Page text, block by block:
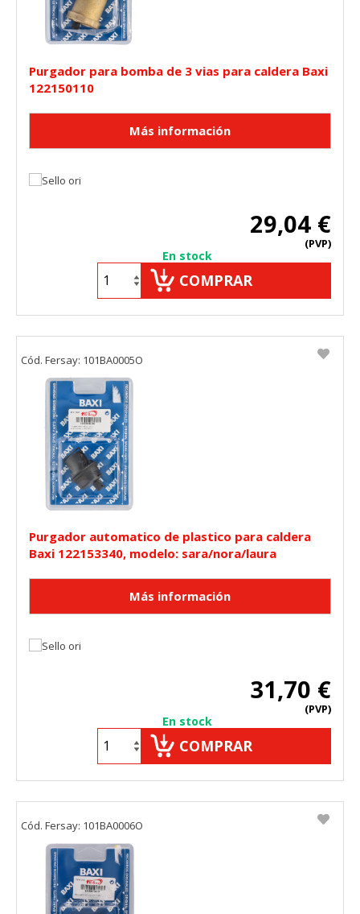
Purgador para bomba de 3 vias para caldera Baxi
122150110
29,04 €
(PVP)
En stock
COMPRAR
Purgador automatico de plastico para caldera
Baxi 122153340, modelo: sara/nora/laura
31,70 €
(PVP)
En stock
COMPRAR
Cód. Fersay: 101BA0005O
Cód. Fersay: 101BA0006O